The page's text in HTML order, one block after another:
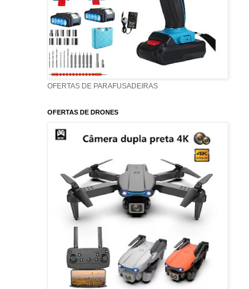
OFERTAS DE PARAFUSADEIRAS
OFERTAS DE DRONES